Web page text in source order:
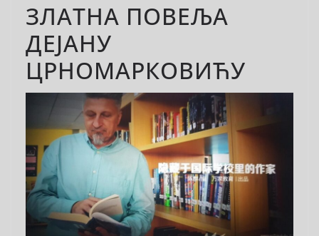
ЗЛАТНА ПОВЕЉА
ДЕЈАНУ
ЦРНОМАРКОВИЋУ